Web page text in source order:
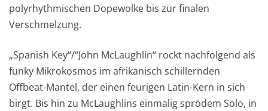
polyrhythmischen Dopewolke bis zur finalen
Verschmelzung.
„Spanish Key“/“John McLaughlin“ rockt nachfolgend als
funky Mikrokosmos im afrikanisch schillernden
Offbeat-Mantel, der einen feurigen Latin-Kern in sich
birgt. Bis hin zu McLaughlins einmalig sprödem Solo, in